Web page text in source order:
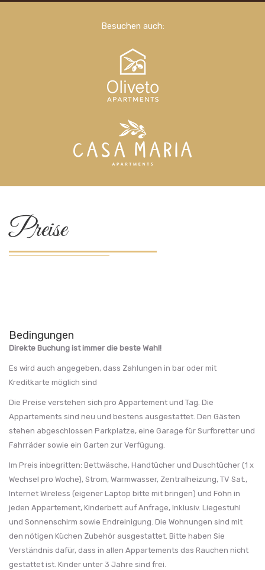
Besuchen auch:
Preise
Bedingungen
Direkte Buchung ist immer die beste Wahl!
Es wird auch angegeben, dass Zahlungen in bar oder mit
Kreditkarte möglich sind
Die Preise verstehen sich pro Appartement und Tag. Die
Appartements sind neu und bestens ausgestattet. Den Gästen
stehen abgeschlossen Parkplatze, eine Garage für Surfbretter und
Fahrräder sowie ein Garten zur Verfügung.
Im Preis inbegritten: Bettwäsche, Handtücher und Duschtücher (1 x
Wechsel pro Woche), Strom, Warmwasser, Zentralheizung, TV Sat.,
Internet Wireless (eigener Laptop bitte mit bringen) und Föhn in
jeden Appartement, Kinderbett auf Anfrage, Inklusiv. Liegestuhl
und Sonnenschirm sowie Endreinigung. Die Wohnungen sind mit
den nötigen Küchen Zubehör ausgestattet. Bitte haben Sie
Verständnis dafür, dass in allen Appartements das Rauchen nicht
gestattet ist. Kinder unter 3 Jahre sind frei.